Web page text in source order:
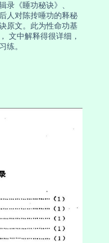
录《睡功秘诀》、
人对陈抟唾功的释秘
原文。此为性命功基
文中解释得很详细，
练。